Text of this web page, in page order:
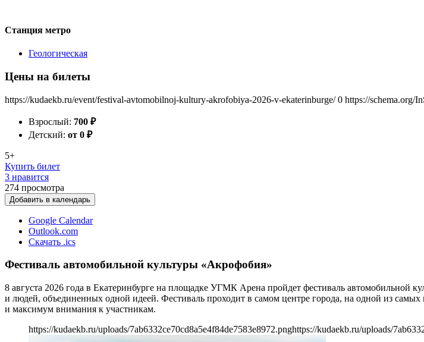
Станция метро
Геологическая
Цены на билеты
https://kudaekb.ru/event/festival-avtomobilnoj-kultury-akrofobiya-2026-v-ekaterinburge/ 0 https://schema.org/
Взрослый: 700 ₽
Детский: от 0 ₽
5+
Купить билет
3 нравится
274 просмотра
Добавить в календарь
Google Calendar
Outlook.com
Скачать .ics
Фестиваль автомобильной культуры «Акрофобия»
8 августа 2026 года в Екатеринбурге на площадке УГМК Арена пройдет фестиваль автомобильной
и людей, объединенных одной идеей. Фестиваль проходит в самом центре города, на одной из
и максимум внимания к участникам.
https://kudaekb.ru/uploads/7ab6332ce70cd8a5e4f84de7583e8972.pnghttps://kudaekb.ru/uploads/